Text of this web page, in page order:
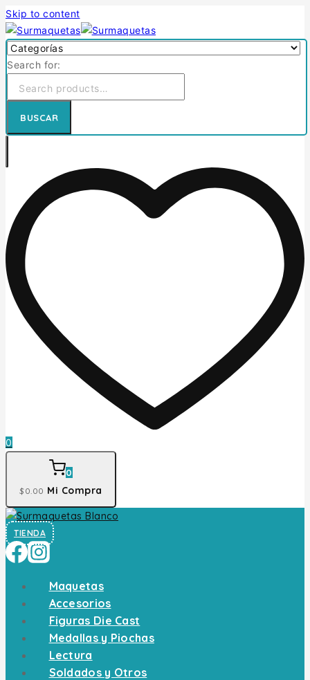
Skip to content
Search for:
BUSCAR
0
0
$0 .00 Mi Compra
TIENDA
Maquetas
Accesorios
Figuras Die Cast
Medallas y Piochas
Lectura
Soldados y Otros